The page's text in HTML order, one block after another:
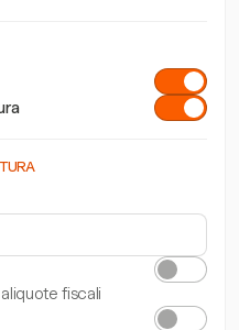
fiscali